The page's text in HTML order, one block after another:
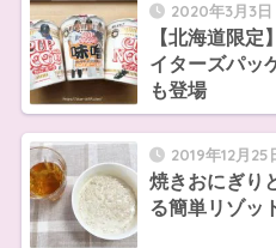
2020年3月3日
【北海道限
イターズパッ
も登場
2019年12月25
焼きおにぎり
る簡単リゾッ